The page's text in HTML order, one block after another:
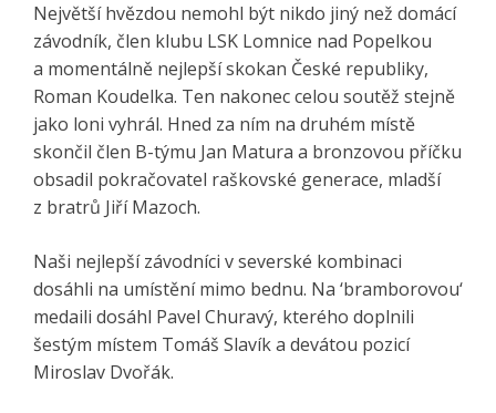
Největší hvězdou nemohl být nikdo jiný než domácí
závodník, člen klubu LSK Lomnice nad Popelkou
a momentálně nejlepší skokan České republiky,
Roman Koudelka. Ten nakonec celou soutěž stejně
jako loni vyhrál. Hned za ním na druhém místě
skončil člen B-týmu Jan Matura a bronzovou příčku
obsadil pokračovatel raškovské generace, mladší
z bratrů Jiří Mazoch.
Naši nejlepší závodníci v severské kombinaci
dosáhli na umístění mimo bednu. Na ‘bramborovou‘
medaili dosáhl Pavel Churavý, kterého doplnili
šestým místem Tomáš Slavík a devátou pozicí
Miroslav Dvořák.